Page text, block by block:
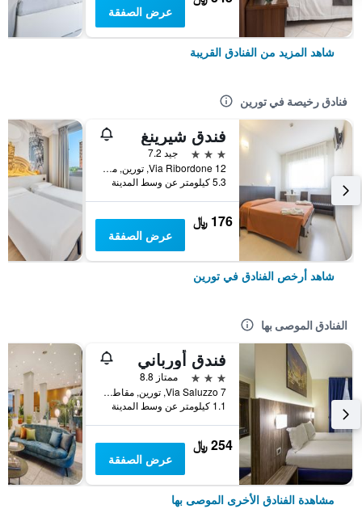
عرض الصفقة
شاهد المزيد من الفنادق القريبة
فنادق رخيصة في تورين
فندق شيرينغ
3 نجوم
جيد 7.2
Via Ribordone 12, تورين, مقاطعة تورينو, إيطاليا
5.3 كيلومتر عن وسط المدينة
176 ﷼
عرض الصفقة
شاهد أرخص الفنادق في تورين
الفنادق الموصى بها
فندق أورباني
3 نجوم
ممتاز 8.8
Via Saluzzo 7, تورين, مقاطعة تورينو, إيطاليا
1.1 كيلومتر عن وسط المدينة
254 ﷼
عرض الصفقة
مشاهدة الفنادق الأخرى الموصى بها